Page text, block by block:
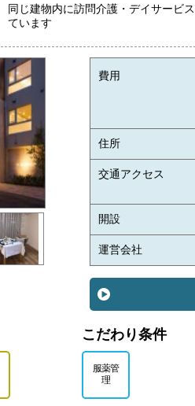
同じ建物内に訪問介護・デイサービ
ています
費用
住所
交通アクセス
開設
運営会社
こだわり条件
服薬管
理